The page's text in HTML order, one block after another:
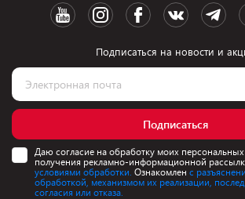
Подписаться на новости и
Подписаться
Даю согласие на обработку моих
получения рекламно-информационной
условиями обработки. Ознакомлен с
обработкой, механизмом их реализации,
согласия или отказа.